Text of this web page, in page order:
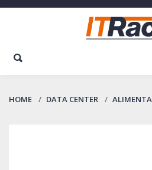
HOME DATA CENTER